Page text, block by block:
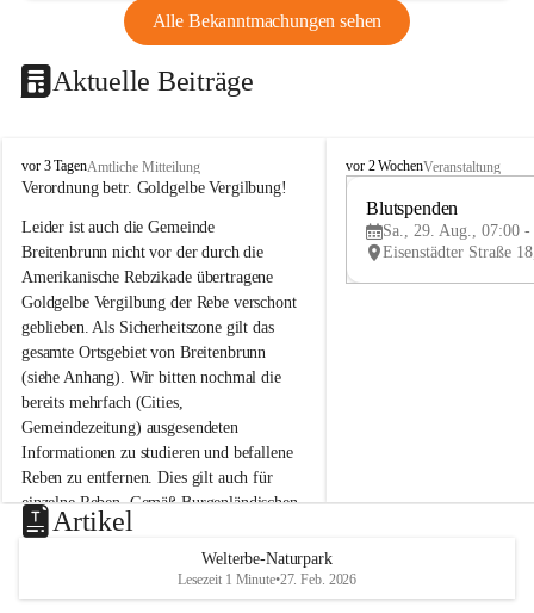
Alle Bekanntmachungen sehen
Aktuelle Beiträge
B
r
i
t
e
n
b
r
u
n
n
a
m
N
e
u
s
d
vor 3 TagenAmtliche Mitteilung
Verordnung betr. Goldgelbe Vergilbung!
Leider ist auch die Gemeinde
Breitenbrunn nicht vor der durch die
Amerikanische Rebzikade übertragene
Goldgelbe Vergilbung der Rebe verschont
geblieben. Als Sicherheitszone gilt das
gesamte Ortsgebiet von Breitenbrunn
(siehe Anhang). Wir bitten nochmal die
bereits mehrfach (Cities,
Gemeindezeitung) ausgesendeten
Informationen zu studieren und befallene
Reben zu entfernen. Dies gilt auch für
einzelne Reben. Gemäß Burgenländischen
Weinbaugesetz sind nicht gepflegte oder
unzulässige Weingärten zu roden! Bitte
helfen wir zusammen um unsere Winzer
vor den prognostizierten Ernteausfällen
B
e
u
e
d
vor 2 WochenVeranstaltung
Blutspenden
Sa., 29. Aug., 07:00 -
Artikel
Welterbe-Naturpark
Lesezeit 1 Minute•27. Feb. 2026